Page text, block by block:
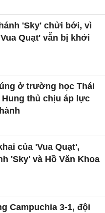
'Sky' chửi bới, vì
Quạt' vẫn bị khởi
ở trường học Thái
Hung thủ chịu áp lực
của 'Vua Quạt',
'Sky' và Hồ Văn Khoa
Campuchia 3-1, đội